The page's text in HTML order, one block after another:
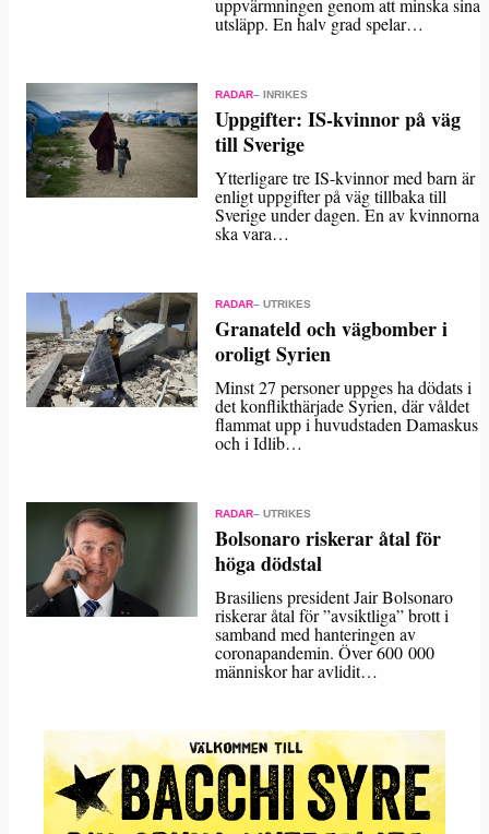
uppvärmningen genom att minska sina
utsläpp. En halv grad spelar…
RADAR– INRIKES
Uppgifter: IS-kvinnor på väg
till Sverige
Ytterligare tre IS-kvinnor med barn är
enligt uppgifter på väg tillbaka till
Sverige under dagen. En av kvinnorna
ska vara…
RADAR– UTRIKES
Granateld och vägbomber i
oroligt Syrien
Minst 27 personer uppges ha dödats i
det konflikthärjade Syrien, där våldet
flammat upp i huvudstaden Damaskus
och i Idlib…
RADAR– UTRIKES
Bolsonaro riskerar åtal för
höga dödstal
Brasiliens president Jair Bolsonaro
riskerar åtal för ”avsiktliga” brott i
samband med hanteringen av
coronapandemin. Över 600 000
människor har avlidit…